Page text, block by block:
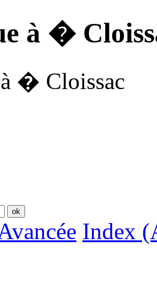
à �
� Cloissac
Index